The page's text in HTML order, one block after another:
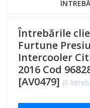
Întrebările
Furtune
Intercooler
2016 Cod
[AV0479] (0